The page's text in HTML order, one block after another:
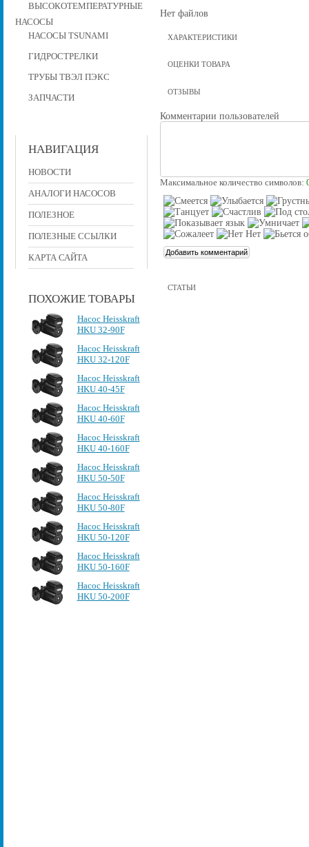
ВЫСОКОТЕМПЕРАТУРНЫЕ
НАСОСЫ
НАСОСЫ TSUNAMI
ГИДРОСТРЕЛКИ
ТРУБЫ ТВЭЛ ПЭКС
ЗАПЧАСТИ
НАВИГАЦИЯ
НОВОСТИ
АНАЛОГИ НАСОСОВ
ПОЛЕЗНОЕ
ПОЛЕЗНЫЕ ССЫЛКИ
КАРТА САЙТА
ПОХОЖИЕ ТОВАРЫ
Насос Heisskraft
HKU 32-90F
Насос Heisskraft
HKU 32-120F
Насос Heisskraft
HKU 40-45F
Насос Heisskraft
HKU 40-60F
Насос Heisskraft
HKU 40-160F
Насос Heisskraft
HKU 50-50F
Насос Heisskraft
HKU 50-80F
Насос Heisskraft
HKU 50-120F
Насос Heisskraft
HKU 50-160F
Насос Heisskraft
HKU 50-200F
Нет файлов
ХАРАКТЕРИСТИКИ
ОЦЕНКИ ТОВАРА
ОТЗЫВЫ
Комментарии пользователей
Максимальное количество символов:
СТАТЬИ